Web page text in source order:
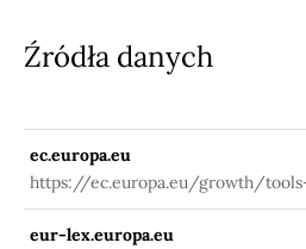
Źródła danych
ec.europa.eu
https://ec.europa.eu/growth/
databases/cosing/index.cfm?
eur-lex.europa.eu